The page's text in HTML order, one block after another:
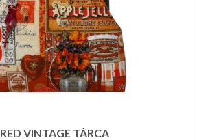
RED VINTAGE TÁRCA